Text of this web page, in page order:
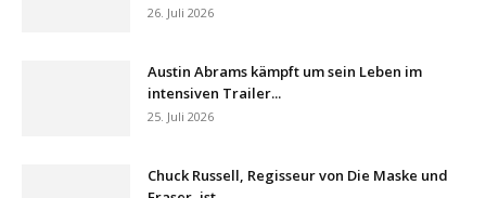
26. Juli 2026
Austin Abrams kämpft um sein Leben im
intensiven Trailer...
25. Juli 2026
Chuck Russell, Regisseur von Die Maske und